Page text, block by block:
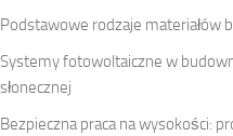
Podstawowe rodzaje materiałów
Systemy fotowoltaiczne w
słonecznej
Bezpieczna praca na wysokości: